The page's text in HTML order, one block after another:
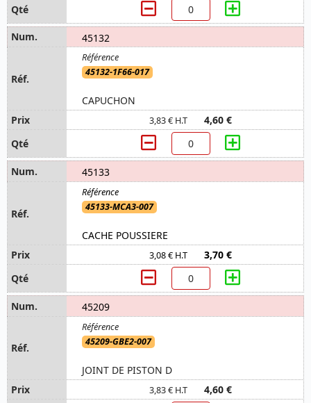
45132
45132-1F66-017
CAPUCHON
3,83 € H.T 4,60 €
45133
45133-MCA3-007
CACHE POUSSIERE
3,08 € H.T 3,70 €
45209
45209-GBE2-007
JOINT DE PISTON D
3,83 € H.T 4,60 €